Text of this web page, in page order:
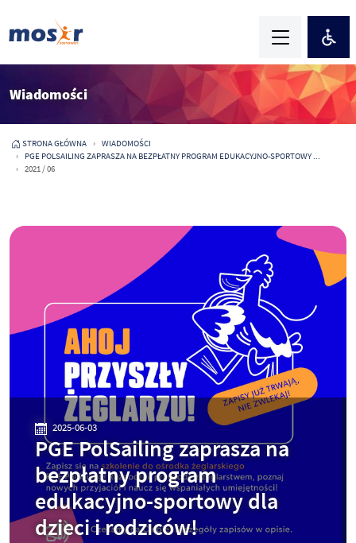
Wiadomości
STRONA GŁÓWNA
WIADOMOŚCI
PGE POLSAILING ZAPRASZA NA BEZPŁATNY PROGRAM EDUKACYJNO-SPORTOWY ...
2021 / 06
2025-06-03
PGE PolSailing zaprasza na
bezpłatny program
edukacyjno-sportowy dla
dzieci i rodziców!